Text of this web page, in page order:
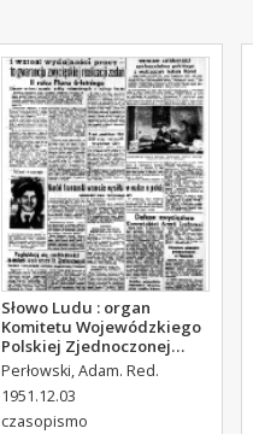
Słowo Ludu : organ
Komitetu Wojewódzkiego
Polskiej Zjednoczonej
Partii Robotniczej, 1951,
R.3, nr 312
Perłowski, Adam. Red.
1951.12.03
czasopismo